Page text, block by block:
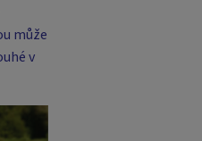
může
v